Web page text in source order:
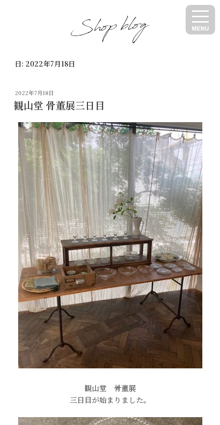
日: 2022年7月18日
投
稿
日:
2022年7月18日
観山堂 骨董展三日目
観山堂 骨董展
三日目が始まりました。